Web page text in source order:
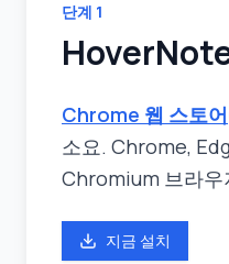
단계 1
Chrome 웹 스토어
소요. Chrome,
Chromium 브라우
지금 설치